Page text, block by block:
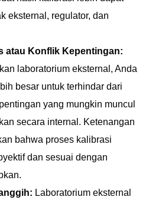
eksternal, regulator, dan
atau Konflik Kepentingan:
laboratorium eksternal, Anda
besar untuk terhindar dari
yang mungkin muncul
secara internal. Ketenangan
bahwa proses kalibrasi
dan sesuai dengan
Laboratorium eksternal